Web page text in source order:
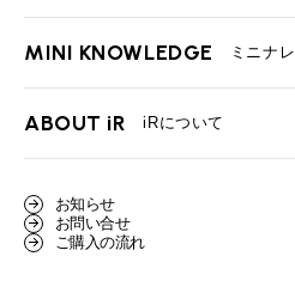
必要書類
BMWミニ買取査定依頼
ローバーミニ買取査定依頼
最近の修理実績
TOP
User's Voice 購入者様
Part's Report
MINI KNOWLEDGE ミニナ
TOP
ローバーミニナレッジ
ABOUT iR iRについて
スタッフ紹介
お知らせ
お問い合せ
ご購入の流れ